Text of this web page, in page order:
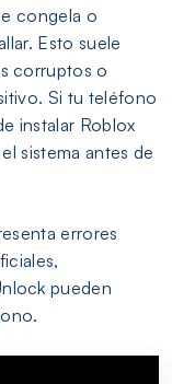
congela o
Esto suele
corruptos o
Si tu teléfono
instalar Roblox
sistema antes de
errores
pueden